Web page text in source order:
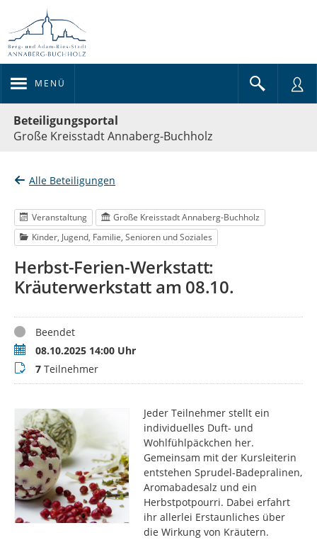
MENÜ
Beteiligungsportal
Große Kreisstadt Annaberg-Buchholz
Alle Beteiligungen
Veranstaltung
Große Kreisstadt Annaberg-Buchholz
Kinder, Jugend, Familie, Senioren und Soziales
Herbst-Ferien-Werkstatt:
Kräuterwerkstatt am 08.10.
StatusBeendet
Termin08.10.2025 14:00 Uhr
Teilnehmer
7 Teilnehmer
Jeder Teilnehmer stellt ein
individuelles Duft- und
Wohlfühlpäckchen her.
Gemeinsam mit der Kursleiterin
entstehen Sprudel-Badepralinen,
Aromabadesalz und ein
Herbstpotpourri. Dabei erfahrt
ihr allerlei Erstaunliches über
die Wirkung von Kräutern.